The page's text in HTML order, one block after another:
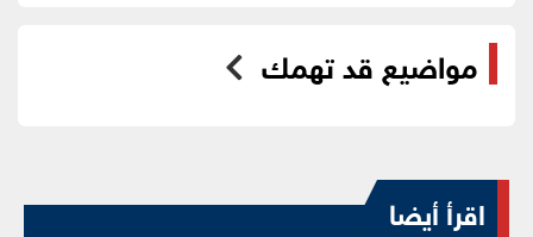
مواضيع قد تهمك
اقرأ أيضا